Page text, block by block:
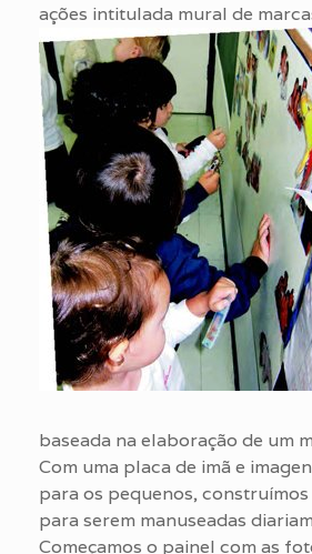
ações intitulada mural de
baseada na elaboração de um
Com uma placa de imã e
para os pequenos,
para serem manuseadas
Começamos o painel com as